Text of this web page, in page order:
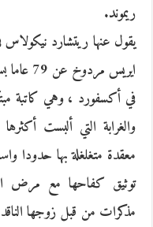
ريموند.
يقول عنها ريتشارد نيكولاس
ايريس
والغرابة التي ألبست
معقدة متغلغلة بها حدودا
توثيق كفاحها مع مرض
مذكرات من قبل زوجها